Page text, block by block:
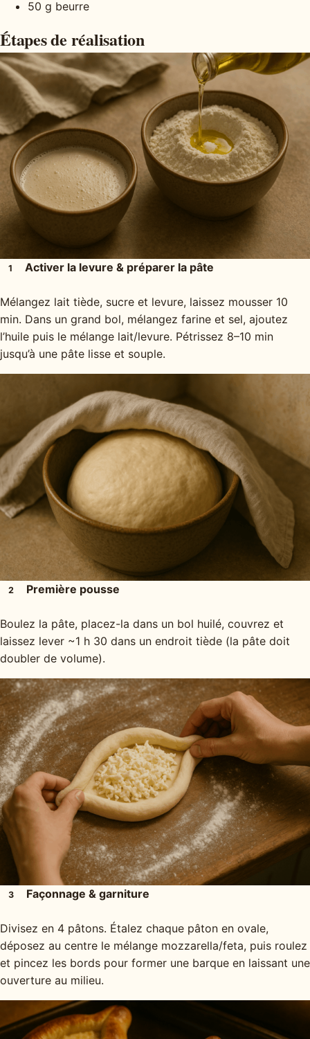
50 g beurre
Étapes de réalisation
1 Activer la levure & préparer la pâte
Mélangez lait tiède, sucre et levure, laissez mousser 10
min. Dans un grand bol, mélangez farine et sel, ajoutez
l’huile puis le mélange lait/levure. Pétrissez 8–10 min
jusqu’à une pâte lisse et souple.
2 Première pousse
Boulez la pâte, placez-la dans un bol huilé, couvrez et
laissez lever ~1 h 30 dans un endroit tiède (la pâte doit
doubler de volume).
3 Façonnage & garniture
Divisez en 4 pâtons. Étalez chaque pâton en ovale,
déposez au centre le mélange mozzarella/feta, puis roulez
et pincez les bords pour former une barque en laissant une
ouverture au milieu.